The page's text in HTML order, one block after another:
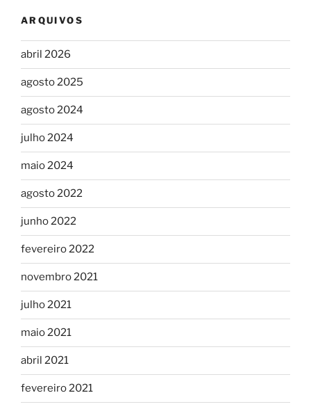
ARQUIVOS
abril 2026
agosto 2025
agosto 2024
julho 2024
maio 2024
agosto 2022
junho 2022
fevereiro 2022
novembro 2021
julho 2021
maio 2021
abril 2021
fevereiro 2021